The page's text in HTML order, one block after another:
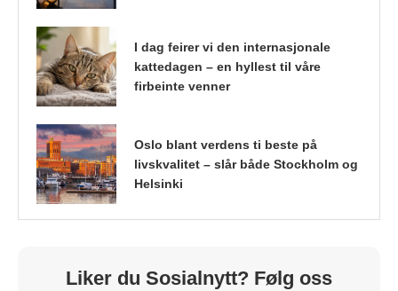
I dag feirer vi den internasjonale
kattedagen – en hyllest til våre
firbeinte venner
Oslo blant verdens ti beste på
livskvalitet – slår både Stockholm og
Helsinki
Liker du Sosialnytt? Følg oss